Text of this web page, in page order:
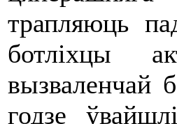
трапляюць
ботліхцы
вызваленчай
годзе